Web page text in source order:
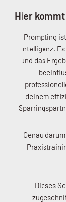
Hier
Prompting
Intelligenz.
und das
deinem
Genau
Dieses